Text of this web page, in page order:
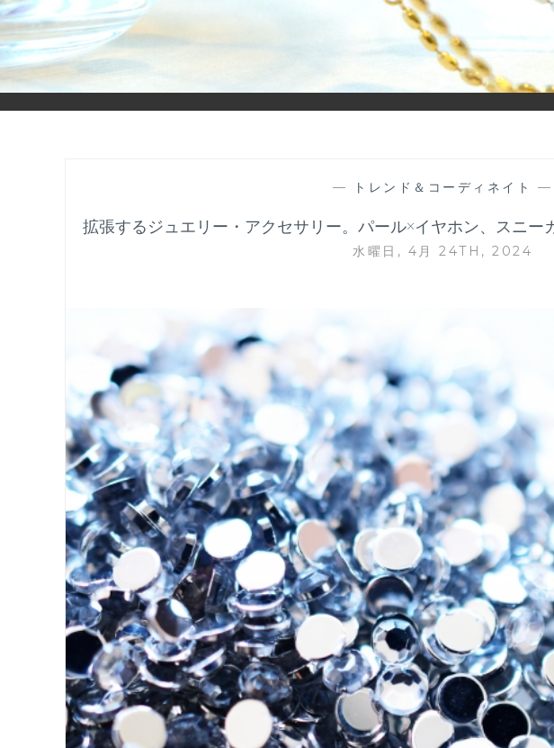
「ヒカリモノガタリ」は、ジュエリー・アクセサリーを愛し、コーディネイトを楽しむ
— トレンド＆コーディネイト —
拡張するジュエリー・アクセサリー。パール×イヤホン、スニー
水曜日, 4月 24TH, 2024